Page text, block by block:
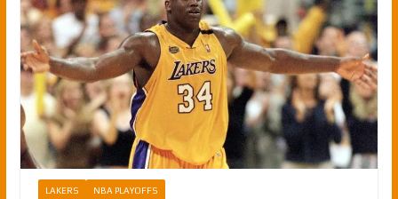
LAKERS NBA PLAYOFFS